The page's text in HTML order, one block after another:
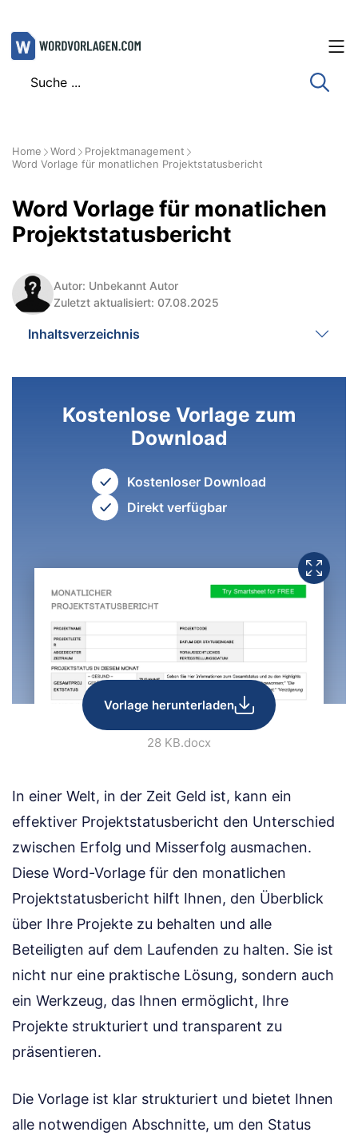
Zum
Inhalt
Home Word
Projektmanagement
Word Vorlage für monatlichen Projektstatusbericht
Word Vorlage für monatlichen
Projektstatusbericht
Autor: Unbekannt Autor
Zuletzt aktualisiert: 07.08.2025
Inhaltsverzeichnis
Kostenlose Vorlage zum
Download
Kostenloser Download
Direkt verfügbar
Vorlage herunterladen
28 KB.docx
In einer Welt, in der Zeit Geld ist, kann ein
effektiver Projektstatusbericht den Unterschied
zwischen Erfolg und Misserfolg ausmachen.
Diese Word-Vorlage für den monatlichen
Projektstatusbericht hilft Ihnen, den Überblick
über Ihre Projekte zu behalten und alle
Beteiligten auf dem Laufenden zu halten. Sie ist
nicht nur eine praktische Lösung, sondern auch
ein Werkzeug, das Ihnen ermöglicht, Ihre
Projekte strukturiert und transparent zu
präsentieren.
Die Vorlage ist klar strukturiert und bietet Ihnen
alle notwendigen Abschnitte, um den Status